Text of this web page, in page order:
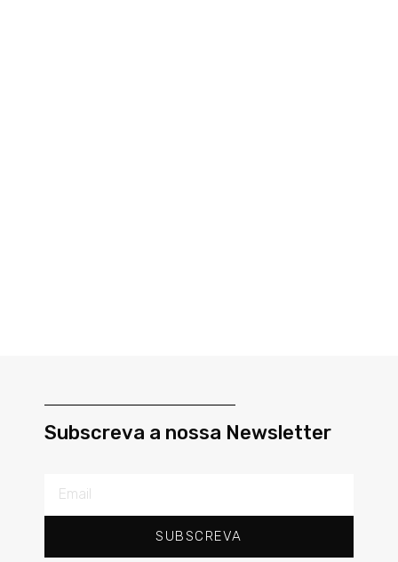
Subscreva a nossa Newsletter
SUBSCREVA